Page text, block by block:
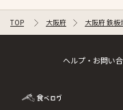
TOP 大阪府 大阪府 鉄板
ヘルプ・お問い